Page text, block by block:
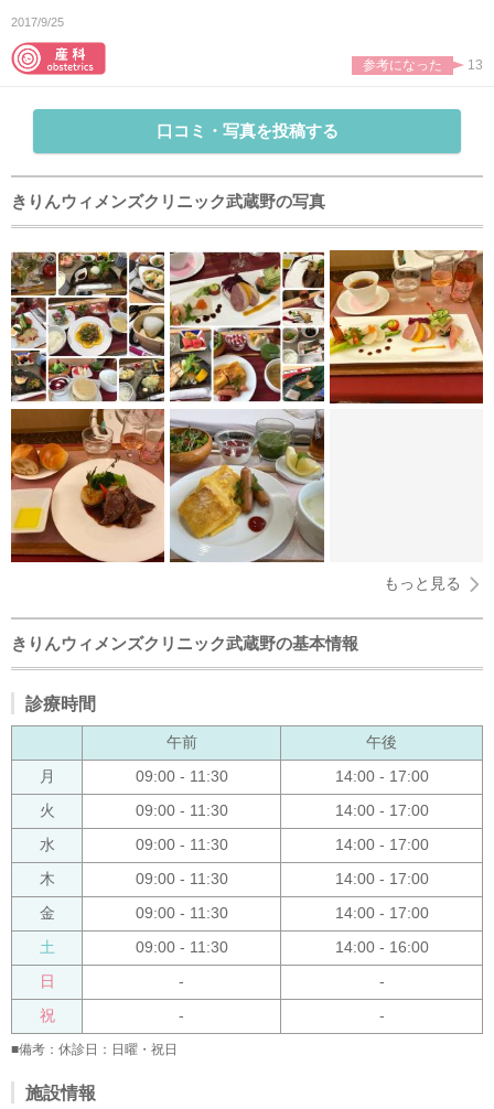
2017/9/25
参考になった 13
口コミ・写真を投稿する
きりんウィメンズクリニック武蔵野の写真
もっと見る
きりんウィメンズクリニック武蔵野の基本情報
診療時間
午前 午後
月 09:00 - 11:30 14:00 - 17:00
火 09:00 - 11:30 14:00 - 17:00
水 09:00 - 11:30 14:00 - 17:00
木 09:00 - 11:30 14:00 - 17:00
金 09:00 - 11:30 14:00 - 17:00
土 09:00 - 11:30 14:00 - 16:00
日 - -
祝 - -
■備考：休診日：日曜・祝日
施設情報